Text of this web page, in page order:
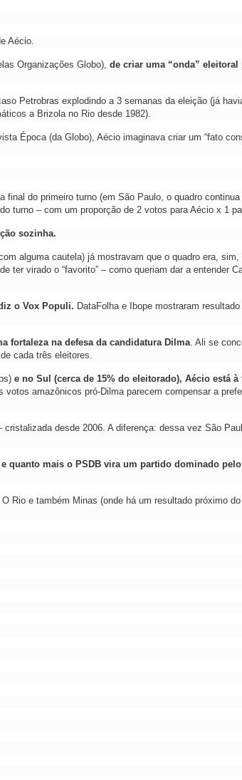
Aécio.
Organizações Globo), de criar uma “onda” eleitoral
Petrobras explodindo a 3 semanas da eleição (já
a Brizola no Rio desde 1982).
Época (da Globo), Aécio imaginava criar um “fato
final do primeiro turno (em São Paulo, o quadro
turno – com um proporção de 2 votos para Aécio x 1
sozinha.
alguma cautela) já mostravam que o quadro era, sim,
virado o “favorito” – como queriam dar a entender
o Vox Populi. DataFolha e Ibope mostraram
fortaleza na defesa da candidatura Dilma . Ali se
cada três eleitores.
e no Sul (cerca de 15% do eleitorado), Aécio está à
amazônicos pró-Dilma parecem compensar a
desde 2006. A diferença: dessa vez São
quanto mais o PSDB vira um partido dominado
Rio e também Minas (onde há um resultado próximo